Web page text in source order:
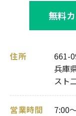
無料
住所
661-
兵庫
スト
営業時間 7:00